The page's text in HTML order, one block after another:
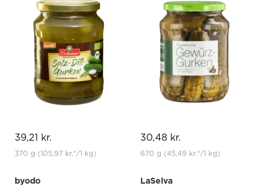
39,21 kr.
370 g (105,97 kr.*/1 kg)
30,48 kr.
670 g (45,49 kr.*/1 kg)
byodo
LaSelva